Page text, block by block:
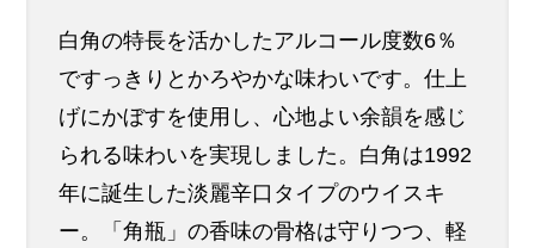
白角の特長を活かしたアルコール度数6％
ですっきりとかろやかな味わいです。仕上
げにかぼすを使用し、心地よい余韻を感じ
られる味わいを実現しました。白角は1992
年に誕生した淡麗辛口タイプのウイスキ
ー。「角瓶」の香味の骨格は守りつつ、軽